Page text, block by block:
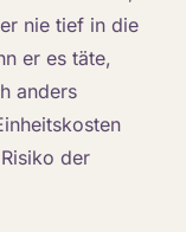
nie tief in die
er es täte,
anders
der